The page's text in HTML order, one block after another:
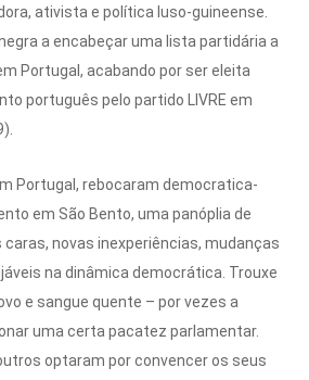
ativista e política luso-guineense.
a encabeçar uma lista partidária a
Portugal, aca­bando por ser eleita
português pelo partido LIVRE em
Por­tugal, rebocaram democratica­
em São Bento, uma panóplia de
no­vas inexperiências, mudanças
na dinâmica democrática. Trouxe
e san­gue quente – por vezes a
uma certa pacatez parlamentar.
optaram por convencer os seus